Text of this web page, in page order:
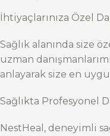
İhtiyaçlarınıza Özel
Sağlık alanında size
uzman
anlayarak size en
Sağlıkta Profesyonel
NestHeal, deneyimli